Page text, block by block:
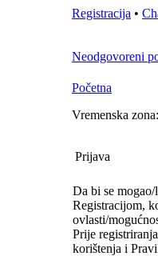
Registracija •
Neodgovoreni
Početna
Vremenska
Prijava
Da bi se
Registracijom,
ovlasti/
Prije
korištenja i